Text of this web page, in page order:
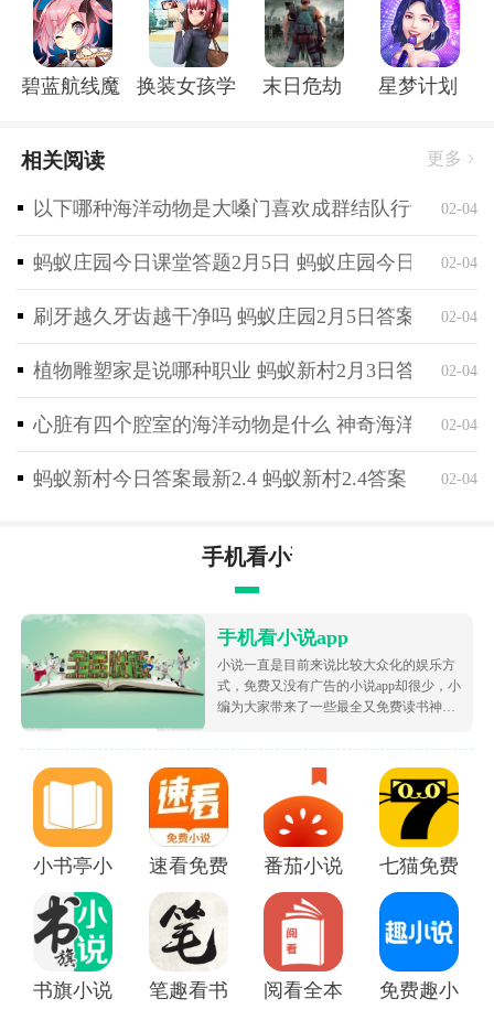
临其境地感受到战斗的刺激和紧张。每一颗子弹的飞
过、爆炸火光的绽放都展现出逼真的效果，让热血沸腾
的战斗更加震撼。
陷阱，需要根据任务需求合理选择装备和策略，增加多
样性与挑战性。
断变化的局势下存活，合作模式中可以与好友一起完成
的玩法体验。
4、注重策略性的战斗系统，需要通过布局陷阱、选取
备准确的枪法，需要运用智慧和战略思维才能在战场上
碧蓝航线魔改r18全套补丁破解版
换装女孩学校 末日危劫 星梦计划
相关阅读 更多
以下哪种海洋动物是大嗓门喜欢成群结队行动 神奇
02-04
蚂蚁庄园今日课堂答题2月5日 蚂蚁庄园今日课堂答
02-04
刷牙越久牙齿越干净吗 蚂蚁庄园2月5日答案最新02-04
植物雕塑家是说哪种职业 蚂蚁新村2月3日答案最新
02-04
心脏有四个腔室的海洋动物是什么 神奇海洋2月4日
02-04
蚂蚁新村今日答案最新2.4 蚂蚁新村2.4答案 02-04
手机看小说app
手机看小说app
小说一直是目前来说比较大众化的娱乐方
式，免费又没有广告的小说app却很少，小
编为大家带来了一些最全又免费读书神
小说资源，都很根据市场受欢迎的热度为
大家排序的哦，致力于带给大家好用的追
书软件！
小书亭小说 速看免费小说app番茄小说免费版下载安装
七猫免费阅
书旗小说APP笔趣看书小说app阅看全本免费小说APP
免费趣小说